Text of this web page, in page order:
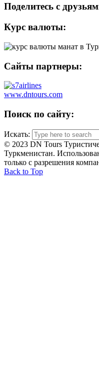
Поделитесь с
Курс валюты:
Сайты партнеры:
www.dntours.com
Поиск по сайту:
Искать:
© 2023 DN Tours
Туркменистан.
только с разрешения
Back to Top